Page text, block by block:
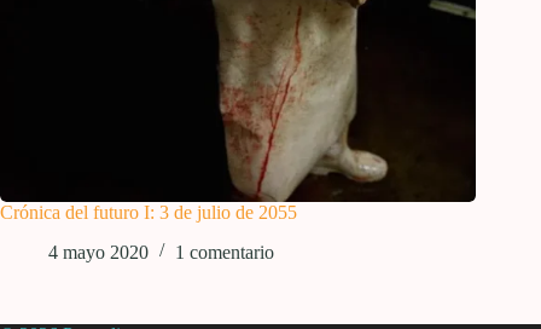
Crónica del futuro I: 3 de julio de 2055
4 mayo 2020
1 comentario